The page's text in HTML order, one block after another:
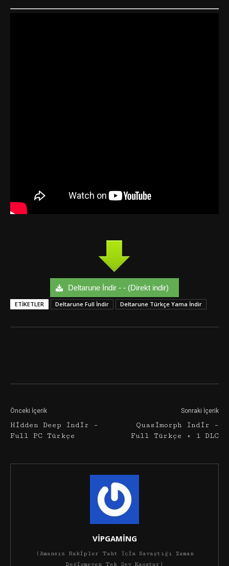
Deltarune İndir - - (Direkt indir)
ETIKETLER Deltarune Full İndir Deltarune Türkçe Yama İndir
Önceki İçerik
Hidden Deep İndir –
Full PC Türkçe
Sonraki İçerik
Quasimorph İndir –
Full Türkçe + 1 DLC
VİPGAMİNG
(Amansız Rakipler Taht İçin Savaştığı Zaman
Değişmeyen Tek Şey Kaostur)